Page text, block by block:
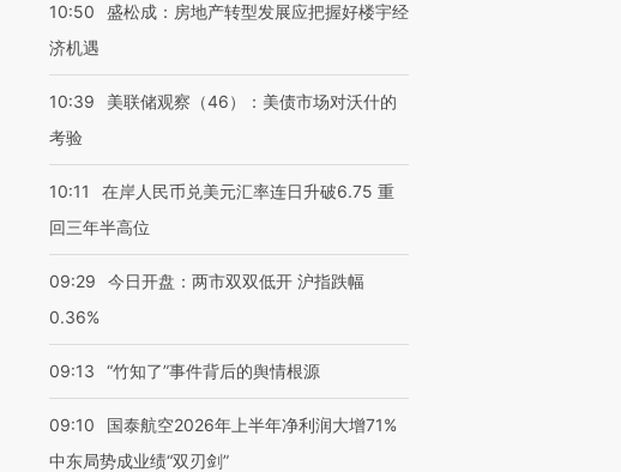
10:50
盛松成：房地产转型发展应把握好楼宇经
济机遇
10:39
美联储观察（46）：美债市场对沃什的
考验
10:11
在岸人民币兑美元汇率连日升破6.75 重
回三年半高位
09:29
今日开盘：两市双双低开 沪指跌幅
0.36%
09:13 “竹知了”事件背后的舆情根源
09:10
国泰航空2026年上半年净利润大增71%
中东局势成业绩“双刃剑”